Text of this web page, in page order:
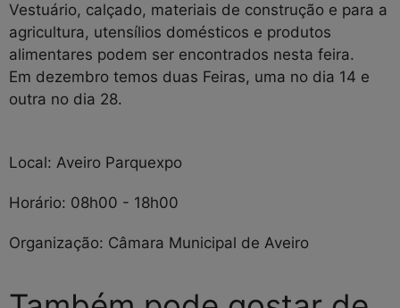
Vestuário, calçado, materiais de construção e para a
agricultura, utensílios domésticos e produtos
alimentares podem ser encontrados nesta feira.
Em dezembro temos duas Feiras, uma no dia 14 e
outra no dia 28.
Local: Aveiro Parquexpo
Horário: 08h00 - 18h00
Organização: Câmara Municipal de Aveiro